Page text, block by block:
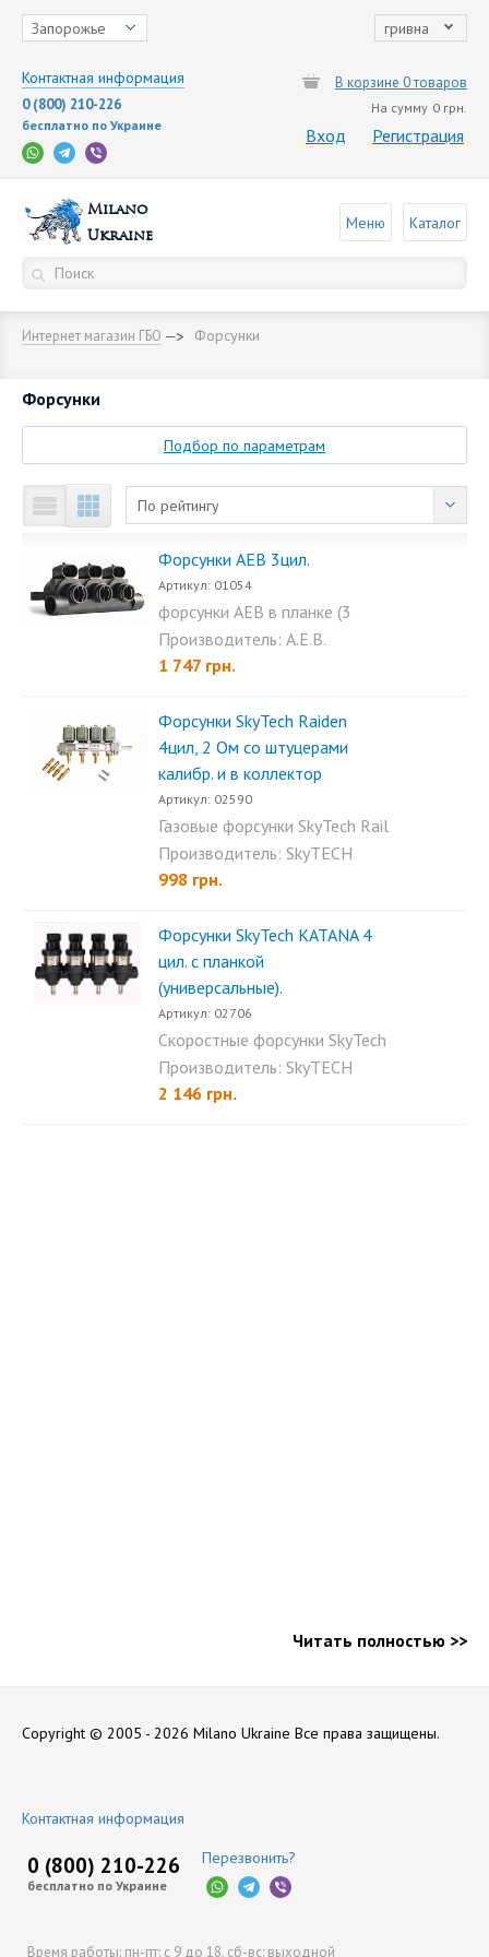
Запорожье гривна
Контактная информация
0 (800) 210-226
бесплатно по Украине
В корзине 0 товаров
На сумму 0 грн.
Вход Регистрация
Milano
Ukraine
Меню Каталог
Интернет магазин ГБО Форсунки
Форсунки
Подбор по параметрам
По рейтингу
Форсунки AEB 3цил.
Артикул: 01054
форсунки AEB в планке (3
цилиндра) - это качество...
Производитель: A.E.B.
1 747 грн.
Форсунки SkyTech Raiden
4цил, 2 Ом со штуцерами
калибр. и в коллектор
Артикул: 02590
Газовые форсунки SkyTech Rail
на 4 цилиндра...
Производитель: SkyTECH
998 грн.
Форсунки SkyTech KATANA 4
цил. с планкой
(универсальные).
Артикул: 02706
Скоростные форсунки SkyTech
Katana имеют штоковую...
Производитель: SkyTECH
2 146 грн.
Читать полностью >>
Copyright © 2005 - 2026 Milano Ukraine Все права защищены.
Контактная информация
0 (800) 210-226
бесплатно по Украине
Перезвонить?
Время работы: пн-пт: с 9 до 18, сб-вс: выходной